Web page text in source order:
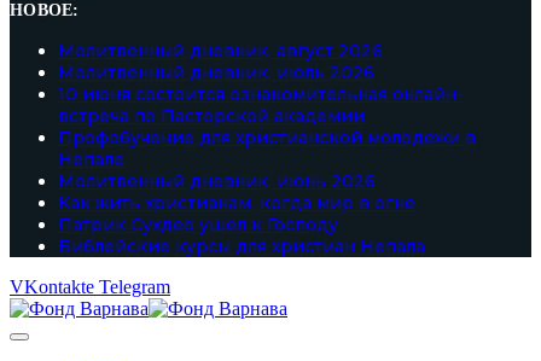
НОВОЕ:
Молитвенный дневник, август 2026
Молитвенный дневник, июль 2026
10 июня состоится ознакомительная онлайн-
встреча по Пасторской академии
Профобучение для христианской молодежи в
Непале
Молитвенный дневник, июнь 2026
Как жить христианам, когда мир в огне
Патрик Сухдео ушел к Господу
Библейские курсы для христиан Непала
VKontakte Telegram